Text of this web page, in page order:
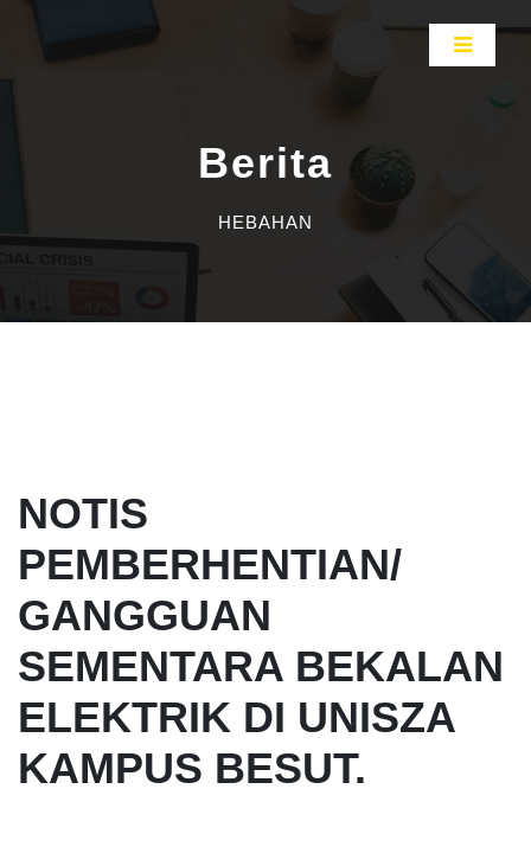
Berita
HEBAHAN
NOTIS
PEMBERHENTIAN/
GANGGUAN
SEMENTARA BEKALAN
ELEKTRIK DI UNISZA
KAMPUS BESUT.